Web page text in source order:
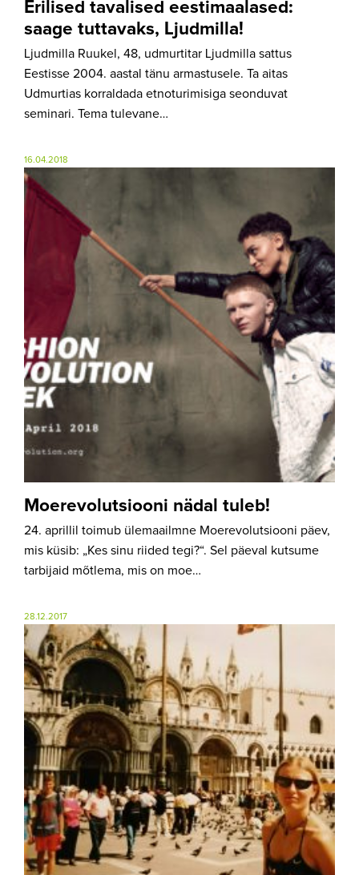
Erilised tavalised eestimaalased:
saage tuttavaks, Ljudmilla!
Ljudmilla Ruukel, 48, udmurtitar Ljudmilla sattus
Eestisse 2004. aastal tänu armastusele. Ta aitas
Udmurtias korraldada etnoturimisiga seonduvat
seminari. Tema tulevane…
16.04.2018
Moerevolutsiooni nädal tuleb!
24. aprillil toimub ülemaailmne Moerevolutsiooni päev,
mis küsib: „Kes sinu riided tegi?“. Sel päeval kutsume
tarbijaid mõtlema, mis on moe…
28.12.2017